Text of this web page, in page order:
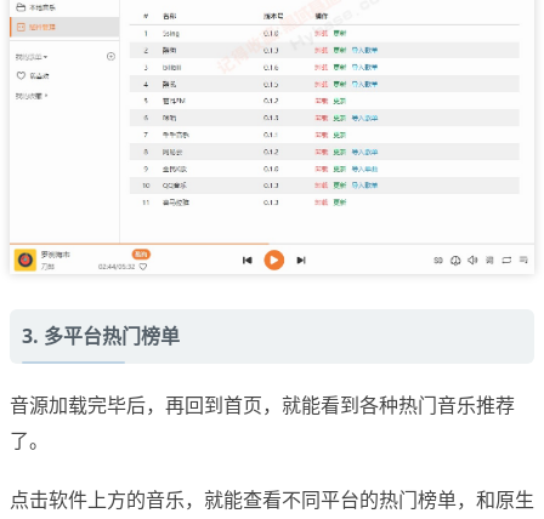
3. 多平台热门榜单
音源加载完毕后，再回到首页，就能看到各种热门音乐推荐
了。
点击软件上方的音乐，就能查看不同平台的热门榜单，和原生